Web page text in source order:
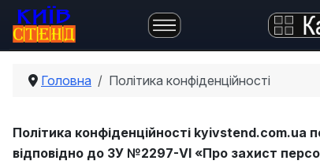
Головна Політика конфіденційності
Політика конфіденційності kyivstend.com.ua
відповідно до ЗУ №2297-VI «Про захист